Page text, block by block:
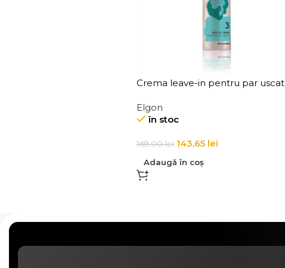
Crema leave-in pentru par uscat
Elgon
în stoc
169,00lei 143,65 lei
Adaugă în coș